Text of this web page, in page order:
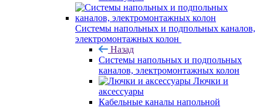
Системы напольных и подпольных каналов,
электромонтажных колон
Назад
Системы напольных и подпольных
каналов, электромонтажных колон
Лючки и
аксессуары
Кабельные каналы напольной